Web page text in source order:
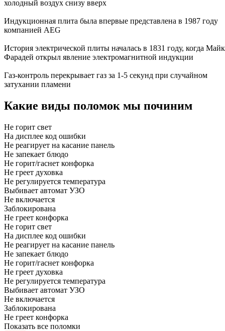
холодный воздух снизу вверх
Индукционная плита была впервые представлена в 1987 году
компанией AEG
История электрической плиты началась в 1831 году, когда
Фарадей открыл явление электромагнитной индукции
Газ-контроль перекрывает газ за 1-5 секунд при случайном
затухании пламени
Какие виды поломок мы починим
Не горит свет
На дисплее код ошибки
Не реагирует на касание панель
Не запекает блюдо
Не горит/гаснет конфорка
Не греет духовка
Не регулируется температура
Выбивает автомат УЗО
Не включается
Заблокирована
Не греет конфорка
Не горит свет
На дисплее код ошибки
Не реагирует на касание панель
Не запекает блюдо
Не горит/гаснет конфорка
Не греет духовка
Не регулируется температура
Выбивает автомат УЗО
Не включается
Заблокирована
Не греет конфорка
Показать все поломки